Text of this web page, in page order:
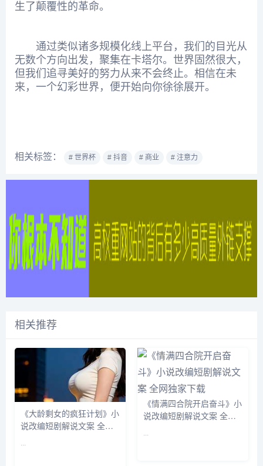
生了颠覆性的革命。
通过类似诸多规模化线上平台，我们的目光从
无数个方向出发，聚集在卡塔尔。世界固然很大，
但我们追寻美好的努力从来不会终止。相信在未
来，一个幻彩世界，便开始向你徐徐展开。
相关标签： # 世界杯 # 抖音 # 商业 # 注意力
相关推荐
《大龄剩女的疯狂计划》小
说改编短剧解说文案 全网
...
《情满四合院开启奋斗》小
说改编短剧解说文案 全网
...